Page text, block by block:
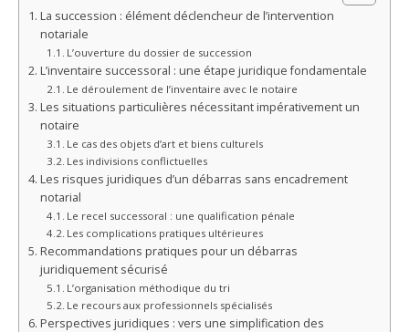
La succession : élément déclencheur de l’intervention
notariale
L’ouverture du dossier de succession
L’inventaire successoral : une étape juridique fondamentale
Le déroulement de l’inventaire avec le notaire
Les situations particulières nécessitant impérativement un
notaire
Le cas des objets d’art et biens culturels
Les indivisions conflictuelles
Les risques juridiques d’un débarras sans encadrement
notarial
Le recel successoral : une qualification pénale
Les complications pratiques ultérieures
Recommandations pratiques pour un débarras
juridiquement sécurisé
L’organisation méthodique du tri
Le recours aux professionnels spécialisés
Perspectives juridiques : vers une simplification des